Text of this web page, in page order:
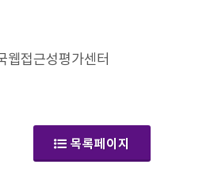
웹접근성평가센터
(갤러리)
목록페이지